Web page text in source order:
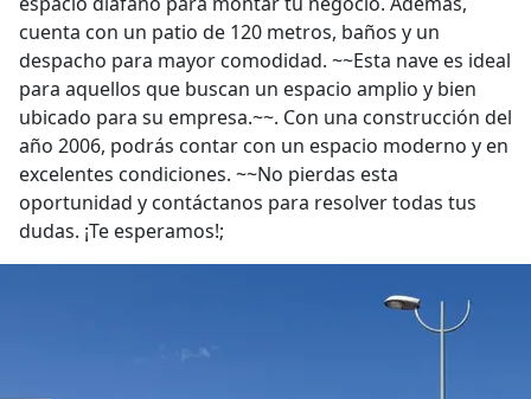
cuenta con un patio de 120 metros, baños y un
despacho para mayor comodidad. ~~Esta nave es ideal
para aquellos que buscan un espacio amplio y bien
ubicado para su empresa.~~. Con una construcción del
año 2006, podrás contar con un espacio moderno y en
excelentes condiciones. ~~No pierdas esta
oportunidad y contáctanos para resolver todas tus
dudas. ¡Te esperamos!;